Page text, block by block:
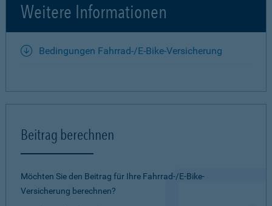
Weitere Informationen
Bedingungen Fahrrad-/E-Bike-Versicherung
Beitrag berechnen
Möchten Sie den Beitrag für Ihre Fahrrad-/E-Bike-
Versicherung berechnen?